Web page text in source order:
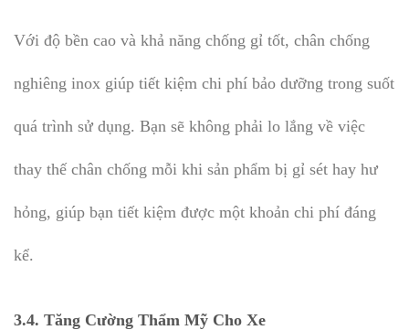
Với độ bền cao và khả năng chống gỉ tốt, chân chống
nghiêng inox giúp tiết kiệm chi phí bảo dưỡng trong suốt
quá trình sử dụng. Bạn sẽ không phải lo lắng về việc
thay thế chân chống mỗi khi sản phẩm bị gỉ sét hay hư
hỏng, giúp bạn tiết kiệm được một khoản chi phí đáng
kể.
3.4. Tăng Cường Thẩm Mỹ Cho Xe